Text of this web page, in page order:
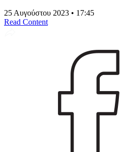
25 Αυγούστου 2023 • 17:45
Read Content